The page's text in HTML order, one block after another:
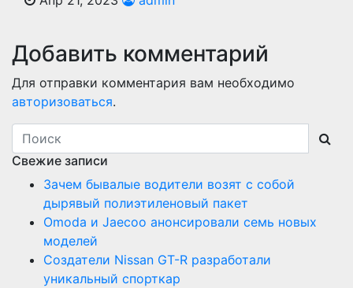
Добавить комментарий
Для отправки комментария вам необходимо
авторизоваться.
Свежие записи
Зачем бывалые водители возят с собой
дырявый полиэтиленовый пакет
Оmoda и Jaecoo анонсировали семь новых
моделей
Создатели Nissan GT-R разработали
уникальный спорткар